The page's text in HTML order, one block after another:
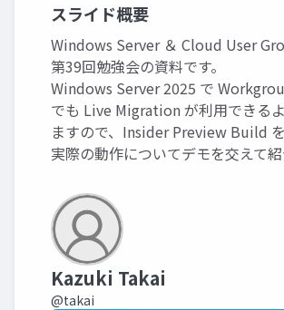
スライド概要
Windows Server ＆ Cloud User
第39回勉強会の資料です。
Windows Server 2025 で
でも Live Migration が利用できる
ますので、Insider Preview Build
実際の動作についてデモを交えて紹
Kazuki Takai
@takai